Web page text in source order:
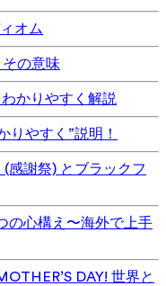
オム
の意味
かりやすく解説
りやすく”説明！
謝祭) とブラックフ
の心構え〜海外で上手
DAY! 世界と